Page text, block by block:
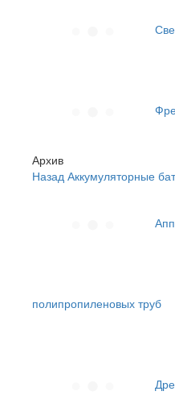
Архив
Назад Аккумуляторные
полипропиленовых труб